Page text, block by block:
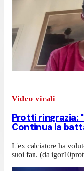
Video virali
Protti ringrazia:
Continua la
L'ex calciatore ha
suoi fan. (da